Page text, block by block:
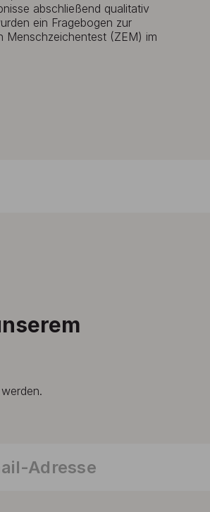
abschließend qualitativ
ein Fragebogen zur
Menschzeichentest (ZEM) im